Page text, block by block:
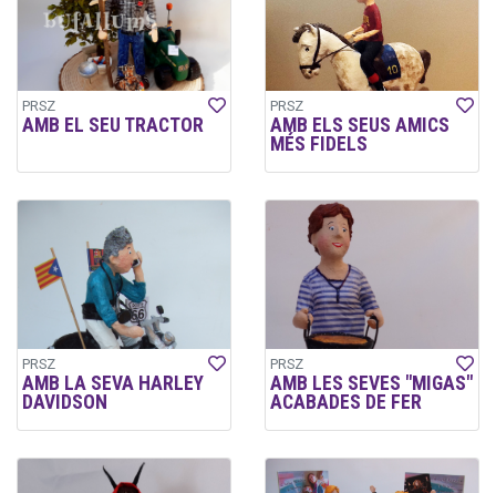
PRSZ
AMB EL SEU TRACTOR
PRSZ
AMB ELS SEUS AMICS
MÉS FIDELS
PRSZ
AMB LA SEVA HARLEY
DAVIDSON
PRSZ
AMB LES SEVES "MIGAS"
ACABADES DE FER